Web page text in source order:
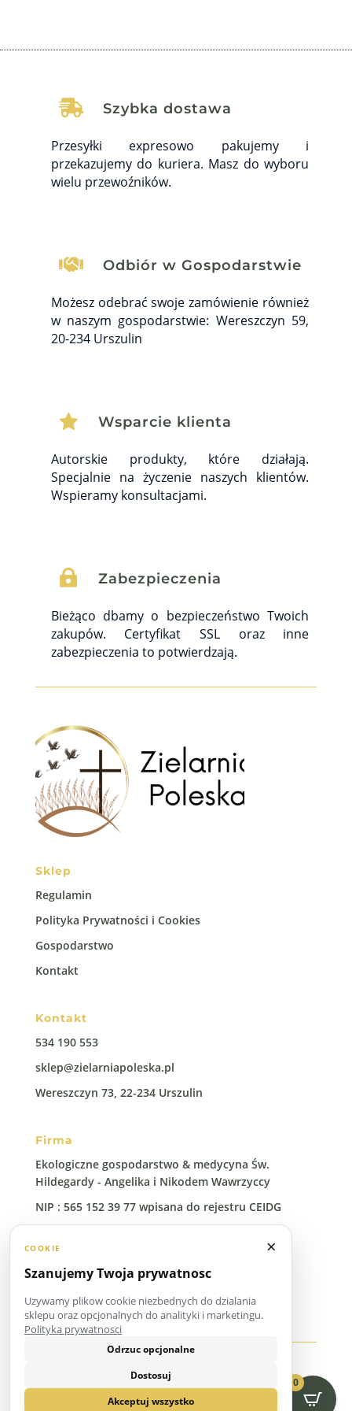
 Szybka dostawa
Przesyłki expresowo pakujemy i
przekazujemy do kuriera. Masz do wyboru
wielu przewoźników.
 Odbiór w Gospodarstwie
Możesz odebrać swoje zamówienie również
w naszym gospodarstwie: Wereszczyn 59,
20-234 Urszulin
 Wsparcie klienta
Autorskie produkty, które działają.
Specjalnie na życzenie naszych klientów.
Wspieramy konsultacjami.
 Zabezpieczenia
Bieżąco dbamy o bezpieczeństwo Twoich
zakupów. Certyfikat SSL oraz inne
zabezpieczenia to potwierdzają.
Sklep
Regulamin
Polityka Prywatności i Cookies
Gospodarstwo
Kontakt
Kontakt
534 190 553
sklep@zielarniapoleska.pl
Wereszczyn 73, 22-234 Urszulin
Firma
Ekologiczne gospodarstwo & medycyna Św.
Hildegardy - Angelika i Nikodem Wawrzyccy
NIP : 565 152 39 77 wpisana do rejestru CEIDG
×
COOKIE
Szanujemy Twoja prywatnosc
Uzywamy plikow cookie niezbednych do dzialania
sklepu oraz opcjonalnych do analityki i marketingu.
Polityka prywatnosci
Odrzuc opcjonalne
Dostosuj
Akceptuj wszystko
0